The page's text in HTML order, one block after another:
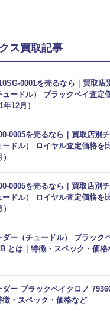
ス買取記事
0001を売るなら｜買取店
ュードル） ブラックベイ査定
年12月）
0005を売るなら｜買取店別
ードル） ロイヤル査定価格を
0005を売るなら｜買取店別
ードル） ロイヤル査定価格を
ダー（チュードル） ブラック
とは｜特徴・スペック・価格
ダー ブラックベイクロノ
徴・スペック・価格など